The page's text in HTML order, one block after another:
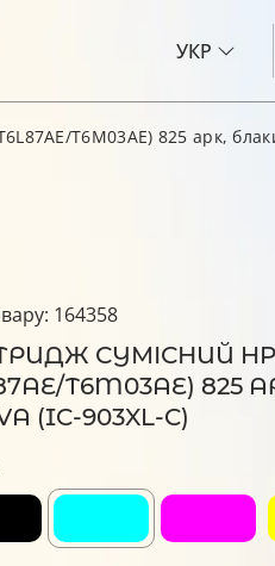
УКР
РІДИНА
T6M03AE) 825 арк,
164358
СУМІСНИЙ HP
T6M03AE) 825
(IC-903XL-C)